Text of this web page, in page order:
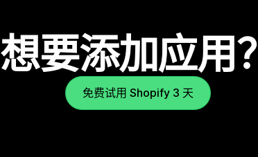
想要添加应用？
免费试用 Shopify 3 天